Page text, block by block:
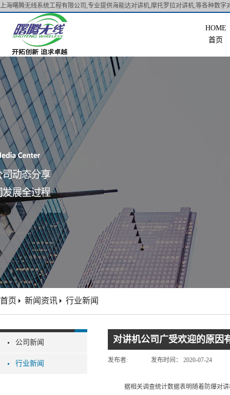
上海曙腾无线系统工程有限公司,专业提供海能达对讲机,摩托罗拉对讲机,等各种数字
首页
公司新闻
行业新闻
首页 新闻资讯 行业新闻
对讲机公司广受欢迎的原因
发布者: 发布时间： 2020-07-24
据相关调查统计数据表明随着防爆对